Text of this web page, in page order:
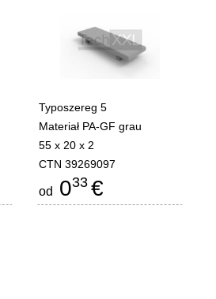
Typoszereg 5
Materiał PA-GF grau
55 x 20 x 2
CTN 39269097
od 033 €